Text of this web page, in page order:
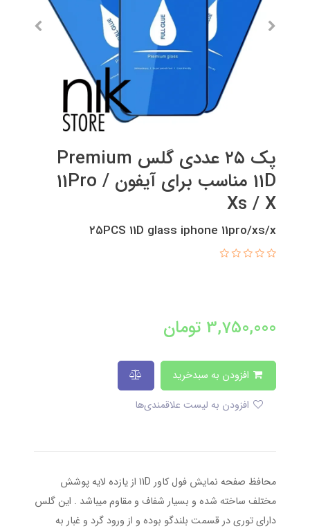
پک ۲۵ عددی گلس Premium
11D مناسب برای آیفون 11Pro /
Xs / X
۲۵PCS 11D glass iphone 11pro/xs/x
3,750,000 تومان
محافظ صفحه نمایش فول کاور 11D از یازده لایه پوشش
مختلف ساخته شده و بسیار شفاف و مقاوم میباشد . این گلس
دارای توری در قسمت بلندگو بوده و از ورود گرد و غبار به